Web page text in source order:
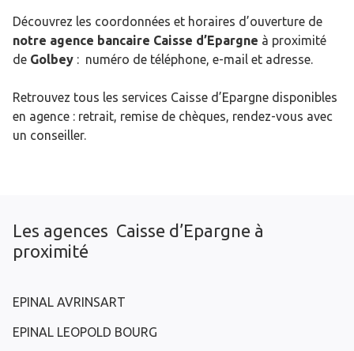
Découvrez les coordonnées et horaires d’ouverture de
notre agence bancaire Caisse d’Epargne à proximité
de Golbey : numéro de téléphone, e-mail et adresse.
Retrouvez tous les services Caisse d’Epargne disponibles
en agence : retrait, remise de chèques, rendez-vous avec
un conseiller.
Les agences Caisse d’Epargne à
proximité
EPINAL AVRINSART
EPINAL LEOPOLD BOURG